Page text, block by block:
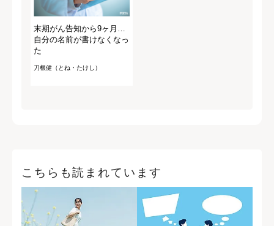
末期がん告知から9ヶ月…
自分の名前が書けなくなっ
た
刀根健（とね・たけし）
こちらも読まれています